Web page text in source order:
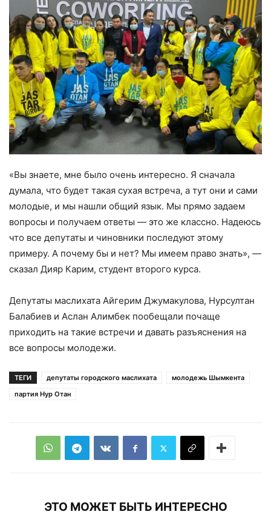
«Вы знаете, мне было очень интересно. Я сначала
думала, что будет такая сухая встреча, а тут они и сами
молодые, и мы нашли общий язык. Мы прямо задаем
вопросы и получаем ответы — это же классно. Надеюсь
что все депутаты и чиновники последуют этому
примеру. А почему бы и нет? Мы имеем право знать», —
сказал Дияр Карим, студент второго курса.
Депутаты маслихата Айгерим Джумакулова, Нурсултан
Балабиев и Аслан Алимбек пообещали почаще
приходить на такие встречи и давать разъяснения на
все вопросы молодежи.
ТЕГИ депутаты городского маслихата
молодежь Шымкента
партия Нур Отан
ЭТО МОЖЕТ БЫТЬ ИНТЕРЕСНО